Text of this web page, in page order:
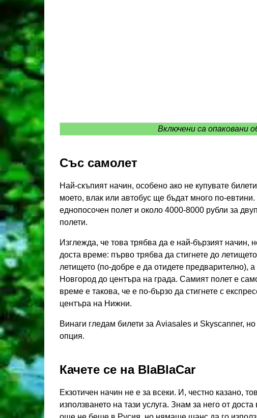
Включени са опаковани
Със самолет
Най-скъпият начин, особено ако не купувате
моето, влак или автобус ще бъдат много по-
еднопосочен полет и около 4000-8000 рубли за
полети.
Изглежда, че това трябва да е най-бързият
доста време: първо трябва да стигнете до
летището (по-добре е да отидете предварително),
Новгород до центъра на града. Самият полет е
време е такова, че е по-бързо да стигнете с
центъра на Нижни.
Винаги гледам билети за Aviasales и Skyscanner,
опция.
Качете се на BlaBlaCar
Екзотичен начин не е за всеки. И, честно казано,
използването на тази услуга. Знам за него от